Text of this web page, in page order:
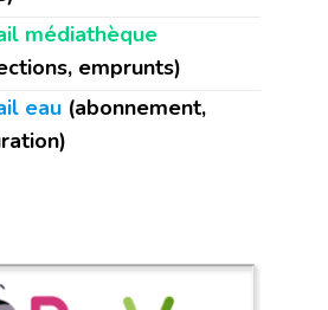
médiathèque
emprunts)
eau (abonnement,